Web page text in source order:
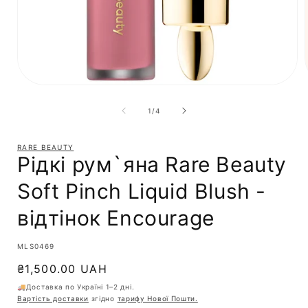
1 /з4
RARE BEAUTY
Рідкі рум`яна Rare Beauty
Soft Pinch Liquid Blush -
відтінок Encourage
SKU:
MLS0469
Звичайна
ціна
₴1,500.00 UAH
🚚Доставка по Україні 1–2 дні.
Вартість доставки згідно тарифу Нової Пошти.